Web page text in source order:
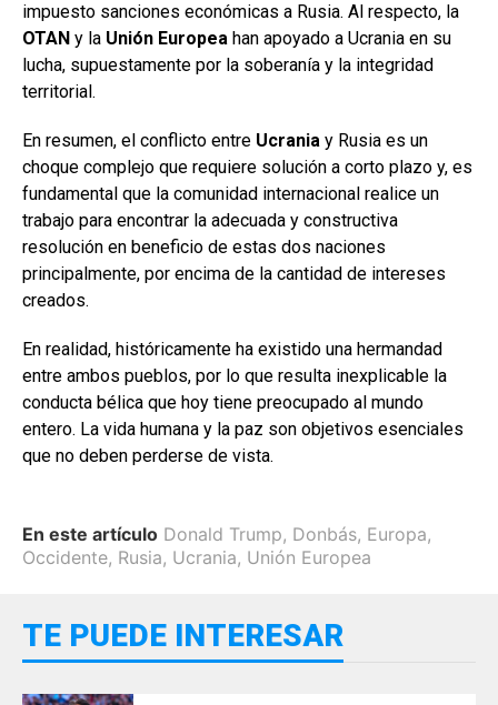
impuesto sanciones económicas a Rusia. Al respecto, la
OTAN y la Unión Europea han apoyado a Ucrania en su
lucha, supuestamente por la soberanía y la integridad
territorial.
En resumen, el conflicto entre Ucrania y Rusia es un
choque complejo que requiere solución a corto plazo y, es
fundamental que la comunidad internacional realice un
trabajo para encontrar la adecuada y constructiva
resolución en beneficio de estas dos naciones
principalmente, por encima de la cantidad de intereses
creados.
En realidad, históricamente ha existido una hermandad
entre ambos pueblos, por lo que resulta inexplicable la
conducta bélica que hoy tiene preocupado al mundo
entero. La vida humana y la paz son objetivos esenciales
que no deben perderse de vista.
En este artículo Donald Trump, Donbás, Europa,
Occidente, Rusia, Ucrania, Unión Europea
TE PUEDE INTERESAR